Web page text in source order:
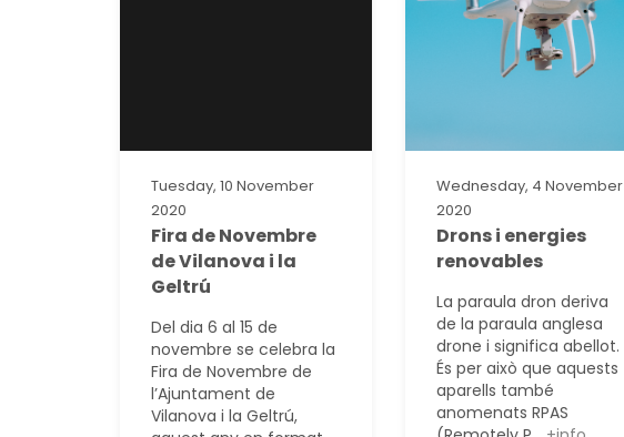
Tuesday, 10 November
2020
Fira de Novembre
de Vilanova i la
Geltrú
Del dia 6 al 15 de
novembre se celebra la
Fira de Novembre de
l’Ajuntament de
Vilanova i la Geltrú,
Wednesday, 4 November
2020
Drons i energies
renovables
La paraula dron deriva
de la paraula anglesa
drone i significa abellot.
És per això que aquests
aparells també
anomenats RPAS